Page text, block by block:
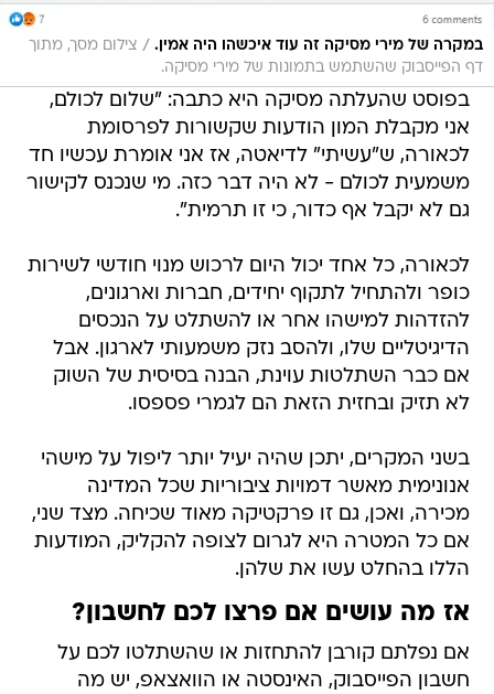
במקרה של מירי מסיקה זה עוד איכשהו היה אמין. / צילום מסך, מתוך
דף הפייסבוק שהשתמש בתמונות של מירי מסיקה.
בפוסט שהעלתה מסיקה היא כתבה: "שלום לכולם,
אני מקבלת המון הודעות שקשורות לפרסומת
לכאורה, ש"עשיתי" לדיאטה, אז אני אומרת עכשיו חד
משמעית לכולם - לא היה דבר כזה. מי שנכנס לקישור
גם לא יקבל אף כדור, כי זו תרמית".
לכאורה, כל אחד יכול היום לרכוש מנוי חודשי לשירות
כופר ולהתחיל לתקוף יחידים, חברות וארגונים,
להזדהות למישהו אחר או להשתלט על הנכסים
הדיגיטליים שלו, ולהסב נזק משמעותי לארגון. אבל
אם כבר השתלטות עוינת, הבנה בסיסית של השוק
לא תזיק ובחזית הזאת הם לגמרי פספסו.
בשני המקרים, יתכן שהיה יעיל יותר ליפול על מישהי
אנונימית מאשר דמויות ציבוריות שכל המדינה
מכירה, ואכן, גם זו פרקטיקה מאוד שכיחה. מצד שני,
אם כל המטרה היא לגרום לצופה להקליק, המודעות
הללו בהחלט עשו את שלהן.
אז מה עושים אם פרצו לכם לחשבון?
אם נפלתם קורבן להתחזות או שהשתלטו לכם על
חשבון הפייסבוק, האינסטה או הוואצאפ, יש מה